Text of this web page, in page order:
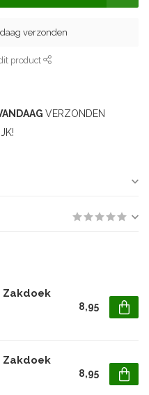
verzonden
product
VERZONDEN
Zakdoek
8,95
Zakdoek
8,95